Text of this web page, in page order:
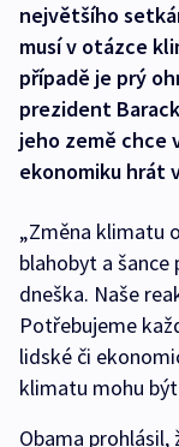
největšího
musí v otázce
případě je prý
prezident
jeho země chce
ekonomiku hrát
„Změna klimatu
blahobyt a
dneška. Naše
Potřebujeme
lidské či
klimatu mohu
Obama prohlásil,